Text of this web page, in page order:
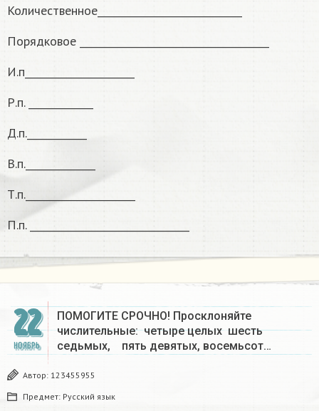
Количественное_____________________________
Порядковое ______________________________________
И.п______________________
Р.п. _____________
Д.п.____________
В.п.______________
Т.п.______________________
П.п. ________________________________
22
НОЯБРЬ
ПОМОГИТЕ СРОЧНО! Просклоняйте
числительные: четыре целых шесть
седьмых, пять девятых, восемьсот…
Автор: 123455955
Предмет: Русский язык